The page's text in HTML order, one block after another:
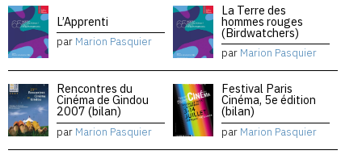
L’Apprenti
par Marion Pasquier
La Terre des
hommes rouges
(Birdwatchers)
par Marion Pasquier
Rencontres du
Cinéma de Gindou
2007 (bilan)
par Marion Pasquier
Festival Paris
Cinéma, 5e édition
(bilan)
par Marion Pasquier